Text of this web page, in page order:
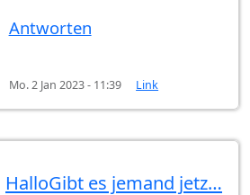
Antworten
Mo. 2 Jan 2023 - 11:39 Link
HalloGibt es jemand jetz…